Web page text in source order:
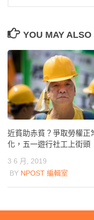
YOU MAY
近貧助赤貧？爭取勞權正
化，五一遊行社工上街頭
3 6 月, 2019
BY NPOST 編輯室